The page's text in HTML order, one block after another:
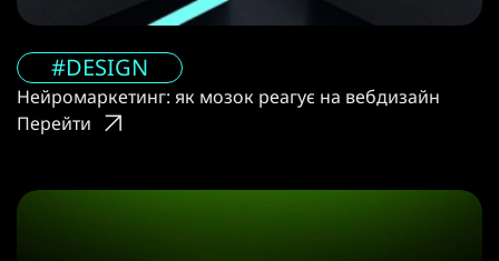
#DESIGN
Нейромаркетинг: як мозок реагує на вебдизайн
Перейти